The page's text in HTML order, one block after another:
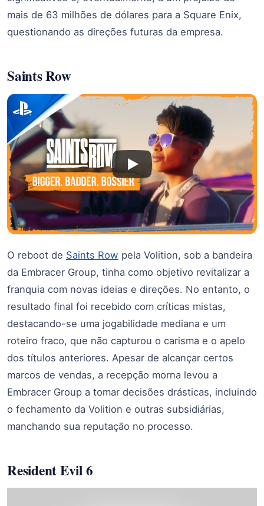
mais de 63 milhões de dólares para a Square Enix,
questionando as direções futuras da empresa.
Saints Row
O reboot de Saints Row pela Volition, sob a bandeira
da Embracer Group, tinha como objetivo revitalizar a
franquia com novas ideias e direções. No entanto, o
resultado final foi recebido com críticas mistas,
destacando-se uma jogabilidade mediana e um
roteiro fraco, que não capturou o carisma e o apelo
dos títulos anteriores. Apesar de alcançar certos
marcos de vendas, a recepção morna levou a
Embracer Group a tomar decisões drásticas, incluindo
o fechamento da Volition e outras subsidiárias,
manchando sua reputação no processo.
Resident Evil 6